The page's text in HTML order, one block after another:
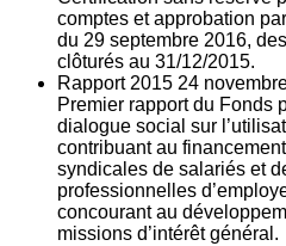
comptes et approbation
du 29 septembre 2016,
clôturés au 31/12/2015.
Rapport 2015 24
Premier rapport du Fonds
dialogue social sur
contribuant au
syndicales de salariés et
professionnelles
concourant au
missions d’intérêt général.